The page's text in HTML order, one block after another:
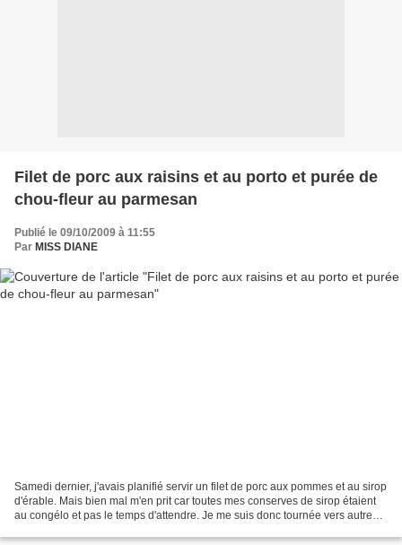
Filet de porc aux raisins et au porto et purée de
chou-fleur au parmesan
Publié le 09/10/2009 à 11:55
Par MISS DIANE
Samedi dernier, j'avais planifié servir un filet de porc aux pommes et au sirop
d'érable. Mais bien mal m'en prit car toutes mes conserves de sirop étaient
au congélo et pas le temps d'attendre. Je me suis donc tournée vers autre